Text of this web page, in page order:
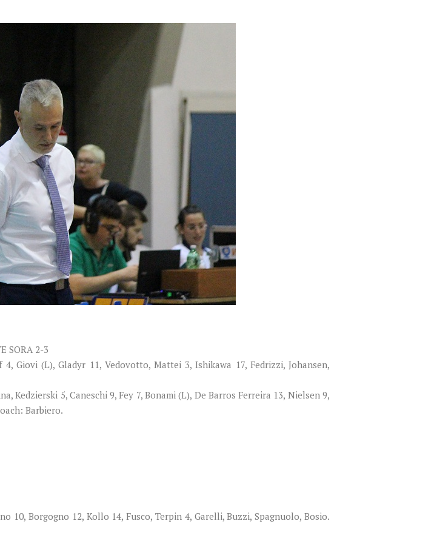
SORA 2-3
Giovi (L), Gladyr 11, Vedovotto, Mattei 3, Ishikawa 17, Fedrizzi, Johansen,
Kedzierski 5, Caneschi 9, Fey 7, Bonami (L), De Barros Ferreira 13, Nielsen 9,
Barbiero.
10, Borgogno 12, Kollo 14, Fusco, Terpin 4, Garelli, Buzzi, Spagnuolo, Bosio.